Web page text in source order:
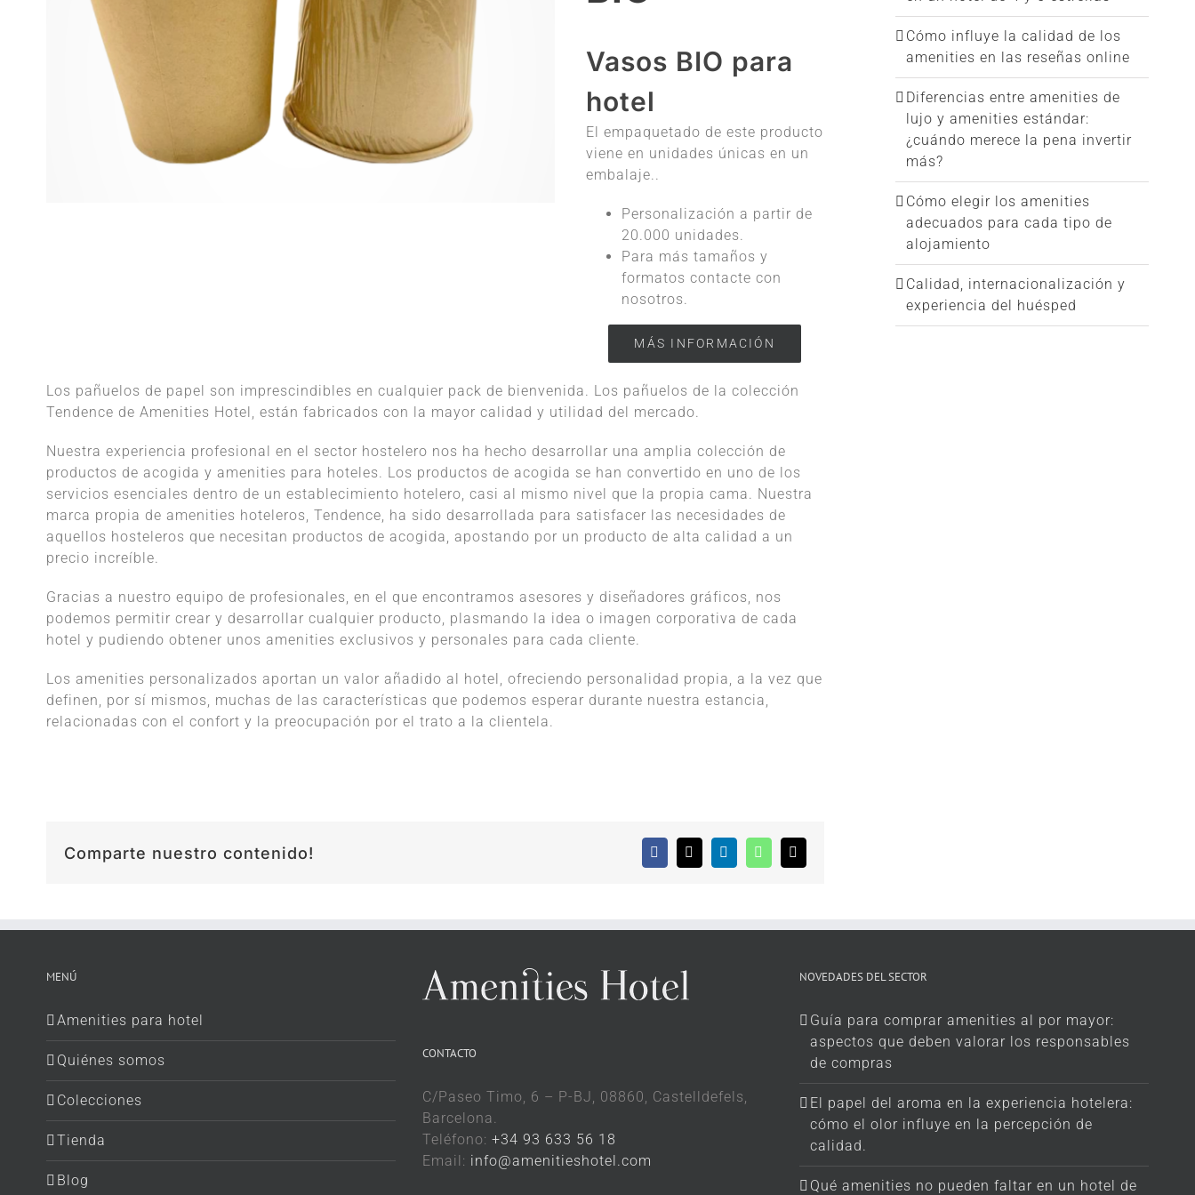
Vasos BIO para
hotel
El empaquetado de este producto
viene en unidades únicas en un
embalaje..
Personalización a partir de
20.000 unidades.
Para más tamaños y
formatos contacte con
nosotros.
MÁS INFORMACIÓN
Los pañuelos de papel son imprescindibles en cualquier pack de bienvenida. Los pañuelos de la colección
Tendence de Amenities Hotel, están fabricados con la mayor calidad y utilidad del mercado.
Nuestra experiencia profesional en el sector hostelero nos ha hecho desarrollar una amplia colección de
productos de acogida y amenities para hoteles. Los productos de acogida se han convertido en uno de los
servicios esenciales dentro de un establecimiento hotelero, casi al mismo nivel que la propia cama. Nuestra
marca propia de amenities hoteleros, Tendence, ha sido desarrollada para satisfacer las necesidades de
aquellos hosteleros que necesitan productos de acogida, apostando por un producto de alta calidad a un
precio increíble.
Gracias a nuestro equipo de profesionales, en el que encontramos asesores y diseñadores gráficos, nos
podemos permitir crear y desarrollar cualquier producto, plasmando la idea o imagen corporativa de cada
hotel y pudiendo obtener unos amenities exclusivos y personales para cada cliente.
Los amenities personalizados aportan un valor añadido al hotel, ofreciendo personalidad propia, a la vez que
definen, por sí mismos, muchas de las características que podemos esperar durante nuestra estancia,
relacionadas con el confort y la preocupación por el trato a la clientela.
Comparte nuestro contenido! Facebook
X LinkedInWhatsApp
Correo
electrónico
Cómo influye la calidad de los
amenities en las reseñas online
Diferencias entre amenities de
lujo y amenities estándar:
¿cuándo merece la pena invertir
más?
Cómo elegir los amenities
adecuados para cada tipo de
alojamiento
Calidad, internacionalización y
experiencia del huésped
MENÚ
Amenities para hotel
Quiénes somos
Colecciones
Tienda
Blog
CONTACTO
C/Paseo Timo, 6 – P-BJ, 08860, Castelldefels,
Barcelona.
Teléfono:+34 93 633 56 18
Email: info@amenitieshotel.com
NOVEDADES DEL SECTOR
Guía para comprar amenities al por mayor:
aspectos que deben valorar los responsables
de compras
El papel del aroma en la experiencia hotelera:
cómo el olor influye en la percepción de
calidad.
Qué amenities no pueden faltar en un hotel de